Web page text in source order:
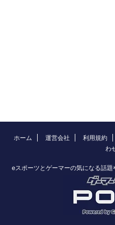
ホーム 運営会社 利用規約
わ
eスポーツとゲーマーの気になる話題